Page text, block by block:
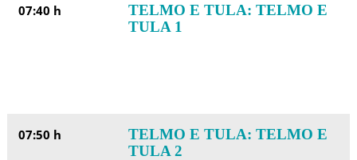
07:40 h
TELMO E TULA: TELMO E
TULA 1
07:50 h
TELMO E TULA: TELMO E
TULA 2